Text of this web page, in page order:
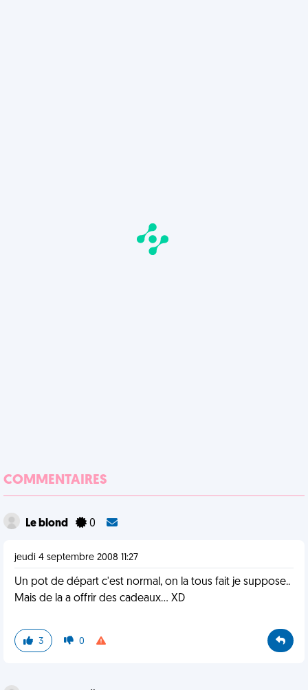
COMMENTAIRES
Le blond 0
jeudi 4 septembre 2008 11:27
Un pot de départ c'est normal, on la tous fait je suppose..
Mais de la a offrir des cadeaux... XD
3 0